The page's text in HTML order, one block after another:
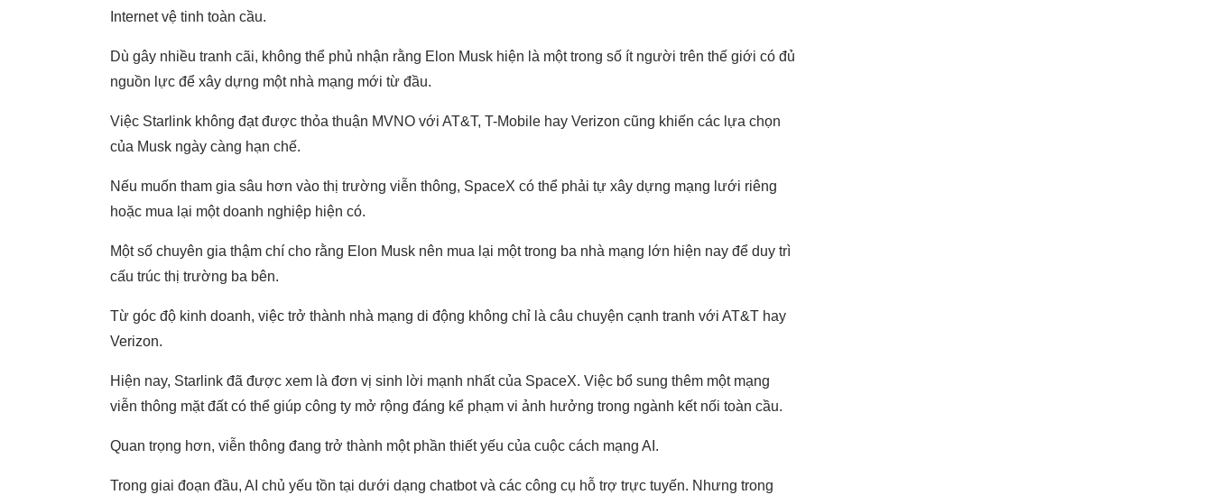
Internet vệ tinh toàn cầu.
Dù gây nhiều tranh cãi, không thể phủ nhận rằng Elon Musk hiện là một trong số ít người trên thế giới có đủ
nguồn lực để xây dựng một nhà mạng mới từ đầu.
Việc Starlink không đạt được thỏa thuận MVNO với AT&T, T-Mobile hay Verizon cũng khiến các lựa chọn
của Musk ngày càng hạn chế.
Nếu muốn tham gia sâu hơn vào thị trường viễn thông, SpaceX có thể phải tự xây dựng mạng lưới riêng
hoặc mua lại một doanh nghiệp hiện có.
Một số chuyên gia thậm chí cho rằng Elon Musk nên mua lại một trong ba nhà mạng lớn hiện nay để duy trì
cấu trúc thị trường ba bên.
Từ góc độ kinh doanh, việc trở thành nhà mạng di động không chỉ là câu chuyện cạnh tranh với AT&T hay
Verizon.
Hiện nay, Starlink đã được xem là đơn vị sinh lời mạnh nhất của SpaceX. Việc bổ sung thêm một mạng
viễn thông mặt đất có thể giúp công ty mở rộng đáng kể phạm vi ảnh hưởng trong ngành kết nối toàn cầu.
Quan trọng hơn, viễn thông đang trở thành một phần thiết yếu của cuộc cách mạng AI.
Trong giai đoạn đầu, AI chủ yếu tồn tại dưới dạng chatbot và các công cụ hỗ trợ trực tuyến. Nhưng trong